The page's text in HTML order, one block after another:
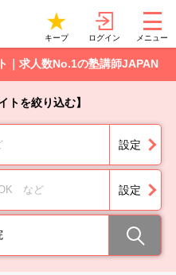
キープ ログイン メニュー
｜求人数No.1の塾講師JAPAN
トを絞り込む】
設定
OK など 設定